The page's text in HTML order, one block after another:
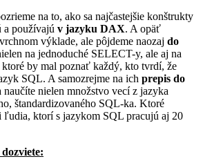
na to, ako sa najčastejšie konštrukty
a používajú v jazyku DAX. A opäť
výklade, ale pôjdeme naozaj do
na jednoduché SELECT-y, ale aj na
by mal poznať každý, kto tvrdí, že
SQL. A samozrejme na ich prepis do
naučíte nielen množstvo vecí z jazyka
štandardizovaného SQL-ka. Ktoré
ľudia, ktorí s jazykom SQL pracujú aj 20